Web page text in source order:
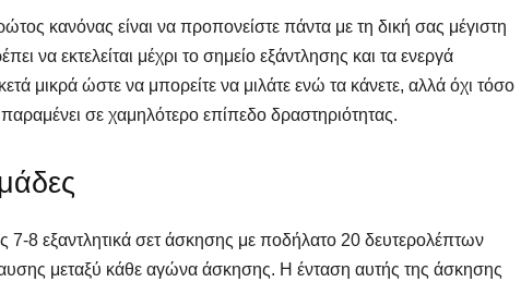
κανόνας είναι να προπονείστε πάντα με τη δική σας μέγιστη
να εκτελείται μέχρι το σημείο εξάντλησης και τα ενεργά
μικρά ώστε να μπορείτε να μιλάτε ενώ τα κάνετε, αλλά όχι τόσο
σε χαμηλότερο επίπεδο δραστηριότητας.
7-8 εξαντλητικά σετ άσκησης με ποδήλατο 20 δευτερολέπτων
μεταξύ κάθε αγώνα άσκησης. Η ένταση αυτής της άσκησης